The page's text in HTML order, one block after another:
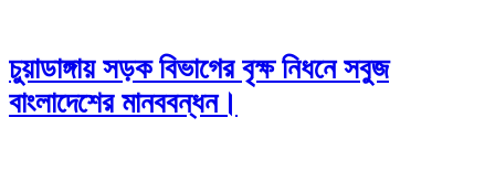
চুয়াডাঙ্গায় সড়ক বিভাগের বৃক্ষ নিধনে সবুজ
বাংলাদেশের মানববন্ধন।